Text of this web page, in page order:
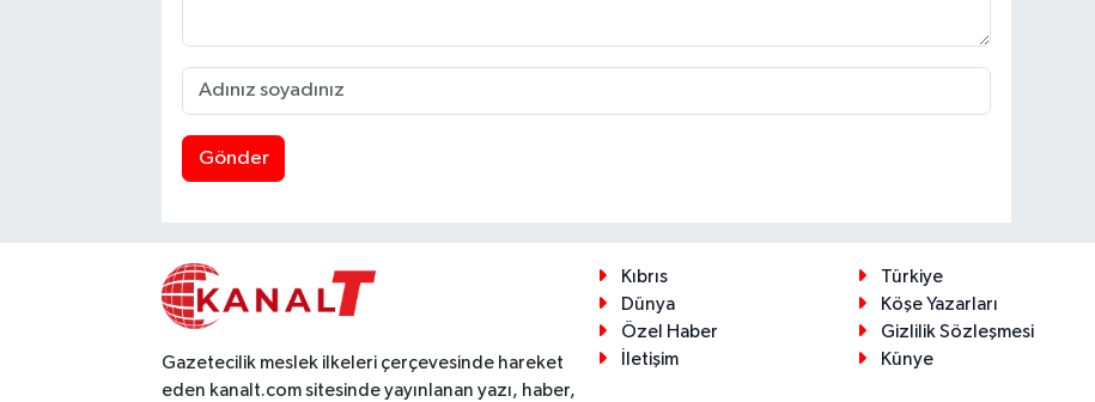
Gönder
Gazetecilik meslek ilkeleri çerçevesinde hareket
eden kanalt.com sitesinde yayınlanan yazı, haber,
Kıbrıs
Türkiye
Dünya
Köşe Yazarları
Özel Haber
Gizlilik Sözleşmesi
İletişim
Künye